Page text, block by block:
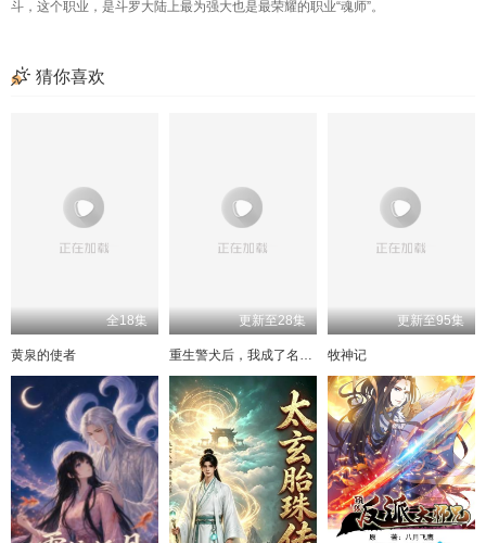
169 170 171
189 192
193 196
201 202 203 204
205 206 207 208
209 210 211 212
213 214 215 216
217 218 219 220
129 130 131
149 152
153 156
161 162 163 164
165 166 167 168
169 170 171 172
173 174 175 176
177 178 179 180
89 90 91
109 112
113 116
121 122 123 124
125 126 127 128
129 130 131 132
133 134 135 136
137 138 139 140
49 50 51
69 72
73 76
81 82 83 84
85 86 87 88
89 90 91 92
93 94 95 96
97 98 99 100
斗，这个职业，是斗罗大陆上最为强大也是最荣耀的职业“魂师”。
猜你喜欢
全18集
黄泉的使者
更新至28集
重生警犬后，我成了名侦探
更新至95集
牧神记